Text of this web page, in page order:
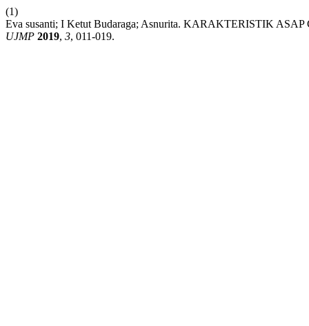
(1)
Eva susanti; I Ketut Budaraga; Asnurita. KARAKTERISTIK
UJMP 2019, 3, 011-019.